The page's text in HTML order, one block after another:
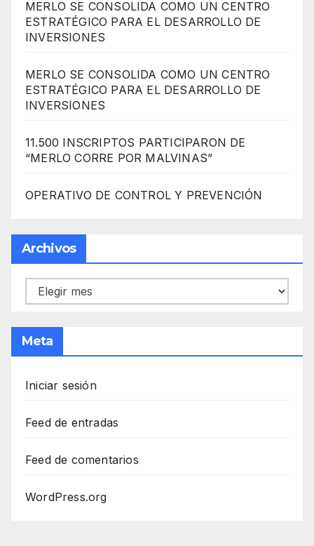
MERLO SE CONSOLIDA COMO UN CENTRO
ESTRATÉGICO PARA EL DESARROLLO DE
INVERSIONES
MERLO SE CONSOLIDA COMO UN CENTRO
ESTRATÉGICO PARA EL DESARROLLO DE
INVERSIONES
11.500 INSCRIPTOS PARTICIPARON DE
“MERLO CORRE POR MALVINAS”
OPERATIVO DE CONTROL Y PREVENCIÓN
Archivos
Archivos
Meta
Iniciar sesión
Feed de entradas
Feed de comentarios
WordPress.org